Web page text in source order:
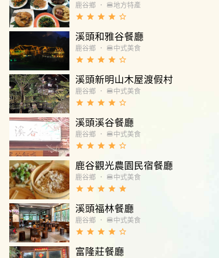
鹿谷鄉 ． 🍔地方特產
grade grade grade grade star_border
溪頭和雅谷餐廳
鹿谷鄉 ． 🍔中式美食
grade grade grade grade star_border
溪頭新明山木屋渡假村
鹿谷鄉 ． 🍔中式美食
grade grade grade grade star_border
溪頭溪谷餐廳
鹿谷鄉 ． 🍔中式美食
grade grade grade grade star_border
鹿谷觀光農園民宿餐廳
鹿谷鄉 ． 🍔中式美食
grade grade grade grade grade
溪頭福林餐廳
鹿谷鄉 ． 🍔中式美食
grade grade grade grade star_border
富隆莊餐廳